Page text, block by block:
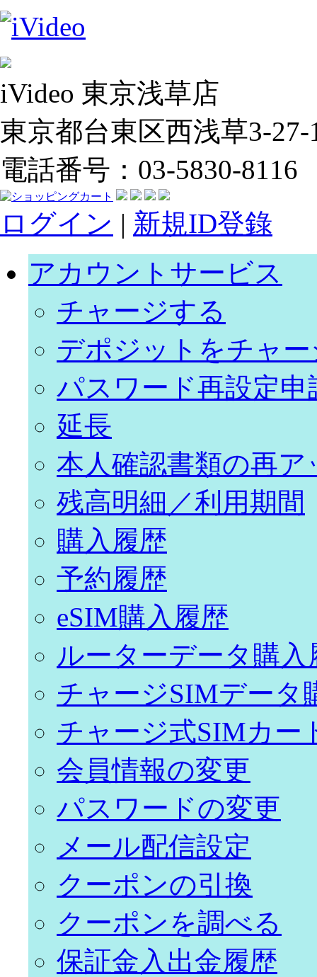
iVideo 東京浅草店
東京都台東区西浅草3-27-
電話番号：03-5830-8116
ログイン | 新規ID登錄
アカウントサービス
チャージする
デポジットをチャ
パスワード再設定申
延長
本人確認書類の再ア
残高明細／利用期間
購入履歴
予約履歴
eSIM購入履歴
ルーターデータ購入
チャージSIMデータ
チャージ式SIMカー
会員情報の変更
パスワードの変更
メール配信設定
クーポンの引換
クーポンを調べる
保証金入出金履歴